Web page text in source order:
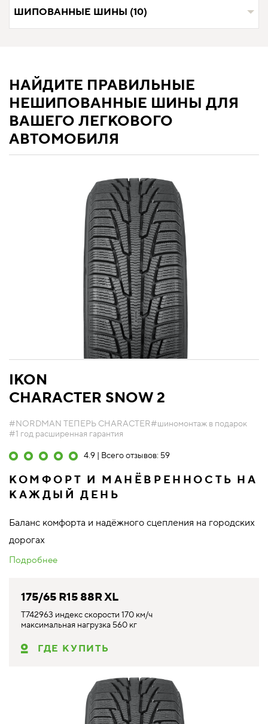
ШИПОВАННЫЕ ШИНЫ (10)
НАЙДИТЕ ПРАВИЛЬНЫЕ
НЕШИПОВАННЫЕ ШИНЫ ДЛЯ
ВАШЕГО ЛЕГКОВОГО
АВТОМОБИЛЯ
IKON
CHARACTER SNOW 2
#NORDMAN ТЕПЕРЬ CHARACTER#шиномонтаж в подарок
#1 год расширенная гарантия
4.9 | Всего отзывов: 59
КОМФОРТ И МАНЁВРЕННОСТЬ НА
КАЖДЫЙ ДЕНЬ
Баланс комфорта и надёжного сцепления на городских
дорогах
Подробнее
175/65 R15 88R XL
T742963 индекс скорости 170 км/ч
максимальная нагрузка 560 кг
ГДЕ КУПИТЬ